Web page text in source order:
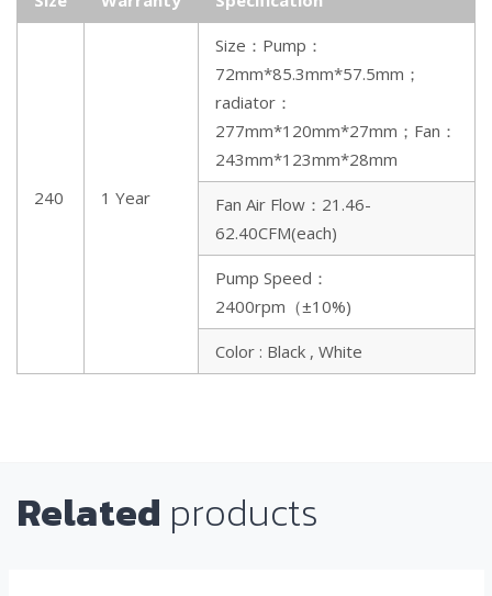
Pump Speed 2400rpm（±10%）
Intel LGA
1200/115X/17XX/1851; AMD
AM4/AM5
240 1 Year
Size：Pump：
72mm*85.3mm*57.5mm；
radiator：
277mm*120mm*27mm；Fan ：
243mm*123mm*28mm
Fan Air Flow： 21.46-
62.40CFM(each)
Pump Speed：
2400rpm（±10%)
Color : Black , White
Related products